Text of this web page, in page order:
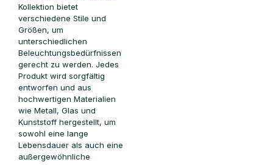
Kollektion bietet
verschiedene Stile und
Größen, um
unterschiedlichen
Beleuchtungsbedürfnissen
gerecht zu werden. Jedes
Produkt wird sorgfältig
entworfen und aus
hochwertigen Materialien
wie Metall, Glas und
Kunststoff hergestellt, um
sowohl eine lange
Lebensdauer als auch eine
außergewöhnliche